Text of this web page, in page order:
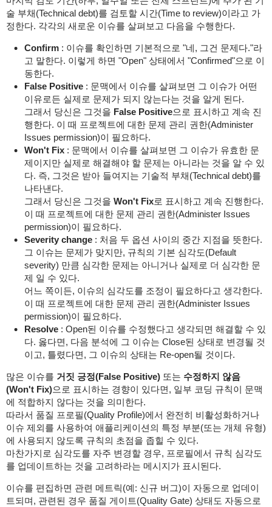
술 부채(Technical debt)를 검토할 시간(Time to review)이라고 가
정한다. 각각의 새로운 이슈를 살펴보고 다음을 수행한다.
Confirm: 이슈를 확인하면 기본적으로 "네, 그건 문제다."라
고 말한다. 이렇게 하면 "Open" 상태에서 "Confirmed"으로 이
동한다.
False Positive: 문맥에서 이슈를 살펴보면 그 이슈가 어떤
이유로든 실제로 문제가 되지 않는다는 것을 알게 된다.
그래서 당신은 그것을 False Positive으로 표시하고 계속 진
행한다. 이 때 프로젝트에 대한 문제 관리 권한(Administer
Issues permission)이 필요하다.
Won't Fix : 문맥에서 이슈를 살펴보면 그 이슈가 유효한 문
제이지만 실제로 해결해야 할 문제는 아니라는 것을 알 수 있
다. 즉, 그것은 받아 들여지는 기술적 부채(Technical debt)를
나타낸다.
그래서 당신은 그것을 Won't Fix로 표시하고 계속 진행한다.
이 때 프로젝트에 대한 문제 관리 권한(Administer Issues
permission)이 필요하다.
Severity change : 처음 두 옵션 사이의 중간 지점을 뜻한다.
그 이슈는 문제가 맞지만, 규칙의 기본 심각도(Default
severity) 만큼 심각한 문제는 아니거나 실제로 더 심각한 문
제 일 수 있다.
어느 쪽이든, 이슈의 심각도를 조정이 필요하다고 생각한다.
이 때 프로젝트에 대한 문제 관리 권한(Administer Issues
permission)이 필요하다.
Resolve : Open된 이슈를 수정했다고 생각되면 해결할 수 있
다. 옳다면, 다음 분석에 그 이슈는 Close된 상태로 변경될 것
이고, 틀렸다면, 그 이슈의 상태는 Re-open될 것이다.
많은 이슈를 거짓 긍정(False Positive)또는 수정하지 않음
(Won't Fix)으로 표시하는 경향이 있다면, 일부 코딩 규칙이 문맥
에 적합하지 않다는 것을 의미한다.
따라서 품질 프로필(Quality Profile)에서 완전히 비활성화하거나
이슈 제외를 사용하여 애플리케이션의 특정 부분(또는 개체 유형)
에 사용되지 않도록 규칙의 초점을 좁힐 수 있다.
마찬가지로 심각도를 자주 변경할 경우, 프로필에서 규칙 심각도
를 업데이트하는 것을 고려하라는 메시지가 표시된다.
이슈를 편집하면 관련 메트릭(예: 신규 버그)이 자동으로 업데이
트되며, 관련된 경우 품질 게이트(Quality Gate) 상태도 자동으로